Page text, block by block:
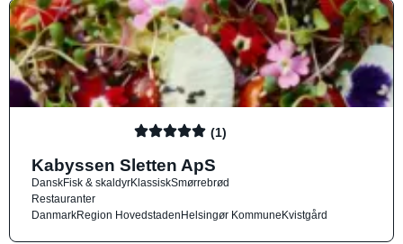
(1)
Kabyssen Sletten ApS
DanskFisk & skaldyrKlassiskSmørrebrød
Restauranter
DanmarkRegion HovedstadenHelsingør KommuneKvistgård